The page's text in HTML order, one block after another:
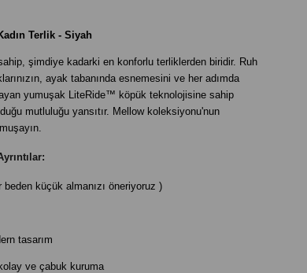
Terlik - Siyah
şimdiye kadarki en konforlu terliklerden biridir. Ruh
ayak tabanında esnemesini ve her adımda
yumuşak LiteRide™ köpük teknolojisine sahip
mutluluğu yansıtır. Mellow koleksiyonu'nun
küçük almanızı öneriyoruz )
tasarım
ve çabuk kuruma